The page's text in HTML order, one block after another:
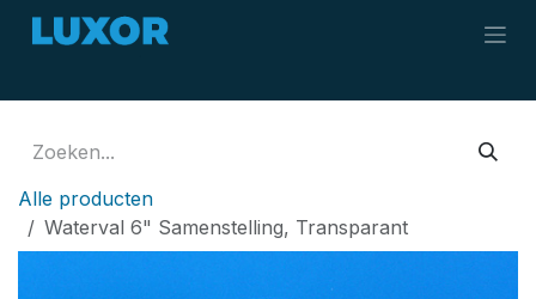
Overslaan naar inhoud
Alle producten
Waterval 6" Samenstelling, Transparant